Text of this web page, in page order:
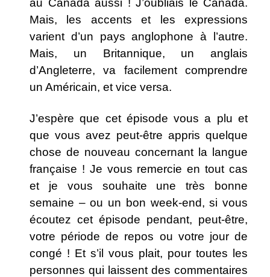
Mais, les accents et les expressions
varient d’un pays anglophone à l’autre.
Mais, un Britannique, un anglais
d’Angleterre, va facilement comprendre
un Américain, et vice versa.
J’espère que cet épisode vous a plu et
que vous avez peut-être appris quelque
chose de nouveau concernant la langue
française ! Je vous remercie en tout cas
et je vous souhaite une très bonne
semaine – ou un bon week-end, si vous
écoutez cet épisode pendant, peut-être,
votre période de repos ou votre jour de
congé ! Et s’il vous plait, pour toutes les
personnes qui laissent des commentaires